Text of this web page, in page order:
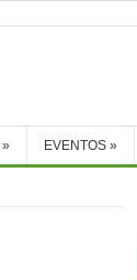
» EVENTOS »